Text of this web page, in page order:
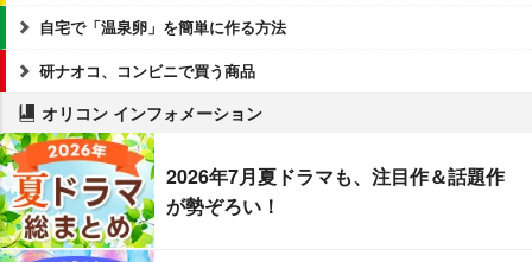
自宅で「温泉卵」を簡単に作る方法
研ナオコ、コンビニで買う商品
オリコン インフォメーション
2026年7月夏ドラマも、注目作＆話題作
が勢ぞろい！